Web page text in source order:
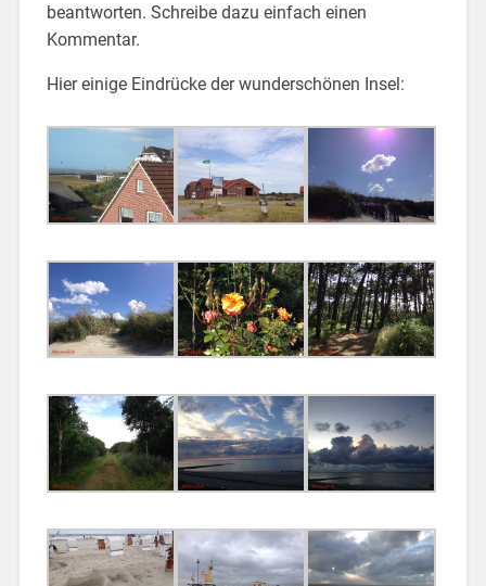
beantworten. Schreibe dazu einfach einen
Kommentar.
Hier einige Eindrücke der wunderschönen Insel: